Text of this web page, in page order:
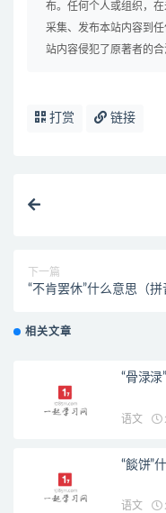
布。任何个人或组织，
采集、发布本站内容到
站内容侵犯了原著者的合
打赏 链接
下一篇
“不肯罢休”什么意思（拼
相关文章
“骨渌渌
语文
“餤饼”
语文